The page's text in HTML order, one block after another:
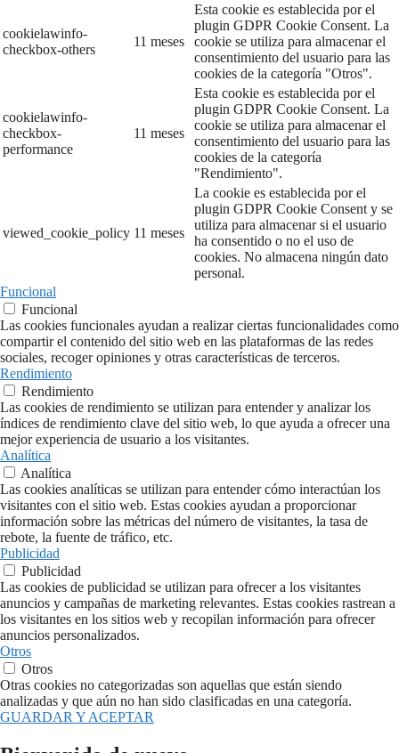
cookielawinfo-
checkbox-others
11 meses
Esta cookie es establecida por el
plugin GDPR Cookie Consent. La
cookie se utiliza para almacenar el
consentimiento del usuario para las
cookies de la categoría "Otros".
cookielawinfo-
checkbox-
performance
11 meses
Esta cookie es establecida por el
plugin GDPR Cookie Consent. La
cookie se utiliza para almacenar el
consentimiento del usuario para las
cookies de la categoría
"Rendimiento".
viewed_cookie_policy 11 meses
La cookie es establecida por el
plugin GDPR Cookie Consent y se
utiliza para almacenar si el usuario
ha consentido o no el uso de
cookies. No almacena ningún dato
personal.
Funcional
Funcional
Las cookies funcionales ayudan a realizar ciertas funcionalidades como
compartir el contenido del sitio web en las plataformas de las redes
sociales, recoger opiniones y otras características de terceros.
Rendimiento
Rendimiento
Las cookies de rendimiento se utilizan para entender y analizar los
índices de rendimiento clave del sitio web, lo que ayuda a ofrecer una
mejor experiencia de usuario a los visitantes.
Analítica
Analítica
Las cookies analíticas se utilizan para entender cómo interactúan los
visitantes con el sitio web. Estas cookies ayudan a proporcionar
información sobre las métricas del número de visitantes, la tasa de
rebote, la fuente de tráfico, etc.
Publicidad
Publicidad
Las cookies de publicidad se utilizan para ofrecer a los visitantes
anuncios y campañas de marketing relevantes. Estas cookies rastrean a
los visitantes en los sitios web y recopilan información para ofrecer
anuncios personalizados.
Otros
Otros
Otras cookies no categorizadas son aquellas que están siendo
analizadas y que aún no han sido clasificadas en una categoría.
GUARDAR Y ACEPTAR